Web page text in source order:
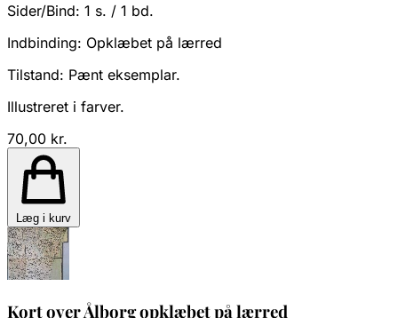
Sider/Bind: 1 s. / 1 bd.
Indbinding: Opklæbet på lærred
Tilstand: Pænt eksemplar.
Illustreret i farver.
70,00 kr.
Læg i kurv
Kort over Ålborg opklæbet på lærred